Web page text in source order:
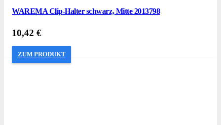
WAREMA Clip-Halter schwarz, Mitte 2013798
10,42 €
ZUM PRODUKT